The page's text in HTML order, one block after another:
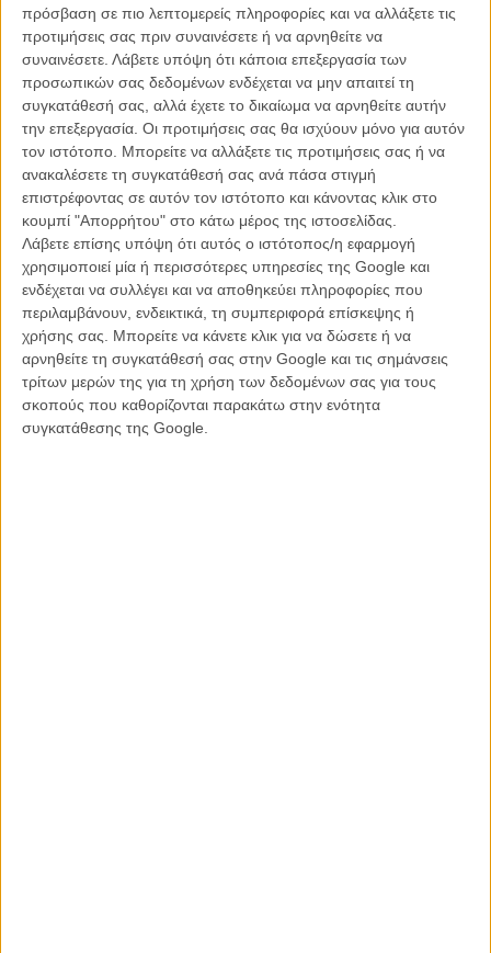
πρόσβαση σε πιο λεπτομερείς πληροφορίες και να αλλάξετε τις
προτιμήσεις σας πριν συναινέσετε ή να αρνηθείτε να
συναινέσετε. Λάβετε υπόψη ότι κάποια επεξεργασία των
προσωπικών σας δεδομένων ενδέχεται να μην απαιτεί τη
συγκατάθεσή σας, αλλά έχετε το δικαίωμα να αρνηθείτε αυτήν
την επεξεργασία. Οι προτιμήσεις σας θα ισχύουν μόνο για αυτόν
τον ιστότοπο. Μπορείτε να αλλάξετε τις προτιμήσεις σας ή να
ανακαλέσετε τη συγκατάθεσή σας ανά πάσα στιγμή
επιστρέφοντας σε αυτόν τον ιστότοπο και κάνοντας κλικ στο
κουμπί "Απορρήτου" στο κάτω μέρος της ιστοσελίδας.
Λάβετε επίσης υπόψη ότι αυτός ο ιστότοπος/η εφαρμογή
χρησιμοποιεί μία ή περισσότερες υπηρεσίες της Google και
ενδέχεται να συλλέγει και να αποθηκεύει πληροφορίες που
περιλαμβάνουν, ενδεικτικά, τη συμπεριφορά επίσκεψης ή
χρήσης σας. Μπορείτε να κάνετε κλικ για να δώσετε ή να
αρνηθείτε τη συγκατάθεσή σας στην Google και τις σημάνσεις
τρίτων μερών της για τη χρήση των δεδομένων σας για τους
σκοπούς που καθορίζονται παρακάτω στην ενότητα
συγκατάθεσης της Google.
Αυτή την εποχή εργαζόταν στην παραγωγή της πρώτης μεγάλου
μήκους ταινίας της Θέλγιας Πετράκη.
Οσοι φίλοι και συνεργάτες επιθυμούν να τον αποχαιρετήσουν, η
κηδεία του θα γίνει την Παρασκευή 5 Δεκεμβρίου στις 12 το
μεσημέρι, στον Αγιο Δημήτριο Δροσιάς.
«Ο Κώστας μας έφυγε πολύ νωρίς. Τώρα θα μπορεί να μας μιλά
μόνο μέσα από τη μουσική...»